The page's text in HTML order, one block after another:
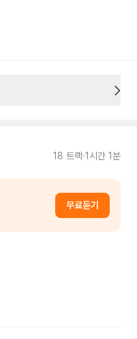
18 트랙 1시간 1분
무료듣기